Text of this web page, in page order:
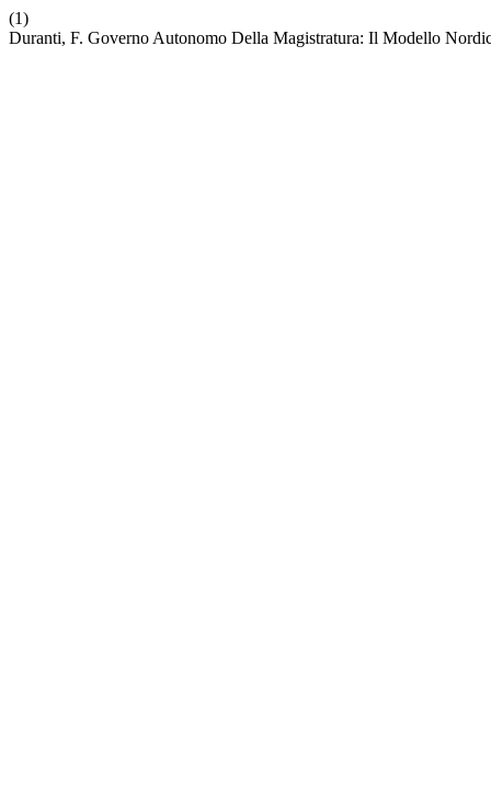
(1)
Duranti, F. Governo Autonomo Della Magistratura: Il Modello